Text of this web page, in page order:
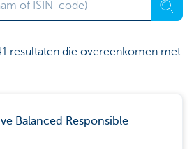
resultaten die overeenkomen met
Balanced Responsible